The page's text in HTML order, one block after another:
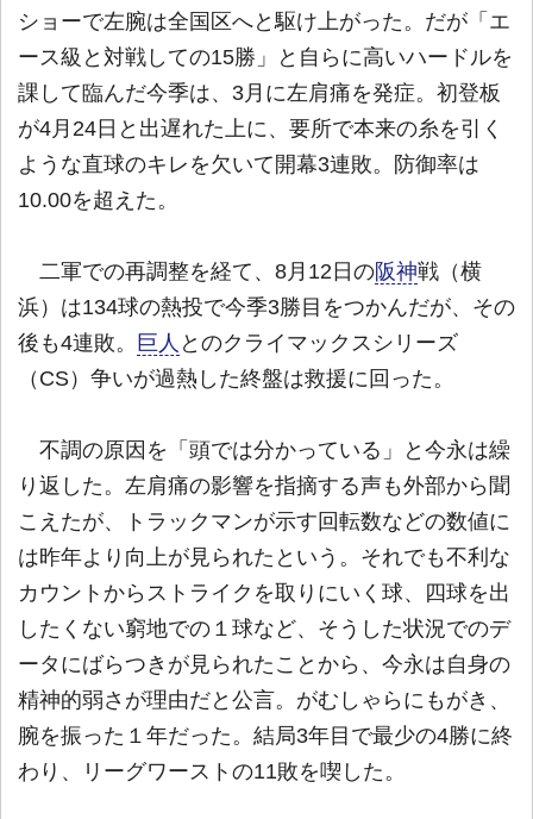
ショーで左腕は全国区へと駆け上がった。だが「エ
ース級と対戦しての15勝」と自らに高いハードルを
課して臨んだ今季は、3月に左肩痛を発症。初登板
が4月24日と出遅れた上に、要所で本来の糸を引く
ような直球のキレを欠いて開幕3連敗。防御率は
10.00を超えた。
二軍での再調整を経て、8月12日の阪神戦（横
浜）は134球の熱投で今季3勝目をつかんだが、その
後も4連敗。
巨人 とのクライマックスシリーズ
（CS）争いが過熱した終盤は救援に回った。
不調の原因を「頭では分かっている」と今永は繰
り返した。左肩痛の影響を指摘する声も外部から聞
こえたが、トラックマンが示す回転数などの数値に
は昨年より向上が見られたという。それでも不利な
カウントからストライクを取りにいく球、四球を出
したくない窮地での１球など、そうした状況でのデ
ータにばらつきが見られたことから、今永は自身の
精神的弱さが理由だと公言。がむしゃらにもがき、
腕を振った１年だった。結局3年目で最少の4勝に終
わり、リーグワーストの11敗を喫した。